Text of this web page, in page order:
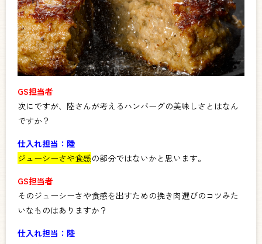
GS担当者
次にですが、陸さんが考えるハンバーグの美味しさとはなん
ですか？
仕入れ担当：陸
ジューシーさや食感の部分ではないかと思います。
GS担当者
そのジューシーさや食感を出すための挽き肉選びのコツみた
いなものはありますか？
仕入れ担当：陸